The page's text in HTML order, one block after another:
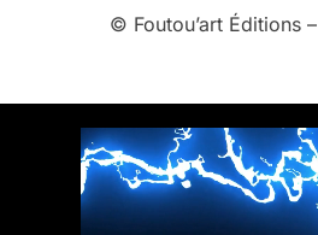
© Foutou’art Éditions –